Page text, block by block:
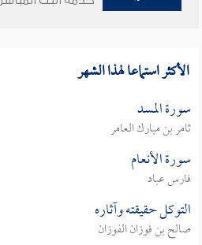
الأكثر استماعا لهذا الشهر
سورة المسد
ثامر بن مبارك العامر
سورة الأنعام
فارس عباد
التوكل حقيقته وآثاره
صالح بن فوزان الفوزان